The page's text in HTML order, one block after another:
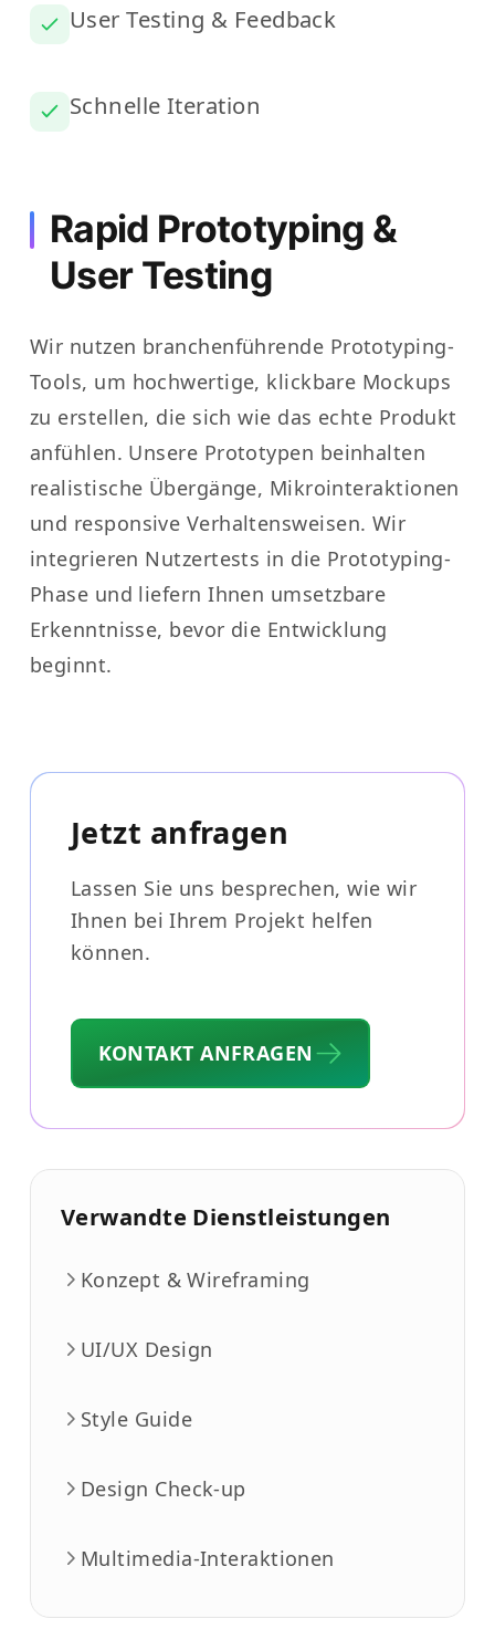
User Testing & Feedback
Schnelle Iteration
Rapid Prototyping &
User Testing
Wir nutzen branchenführende Prototyping-
Tools, um hochwertige, klickbare Mockups
zu erstellen, die sich wie das echte Produkt
anfühlen. Unsere Prototypen beinhalten
realistische Übergänge, Mikrointeraktionen
und responsive Verhaltensweisen. Wir
integrieren Nutzertests in die Prototyping-
Phase und liefern Ihnen umsetzbare
Erkenntnisse, bevor die Entwicklung
beginnt.
Jetzt anfragen
Lassen Sie uns besprechen, wie wir
Ihnen bei Ihrem Projekt helfen
können.
KONTAKT ANFRAGEN
Verwandte Dienstleistungen
Konzept & Wireframing
UI/UX Design
Style Guide
Design Check-up
Multimedia-Interaktionen